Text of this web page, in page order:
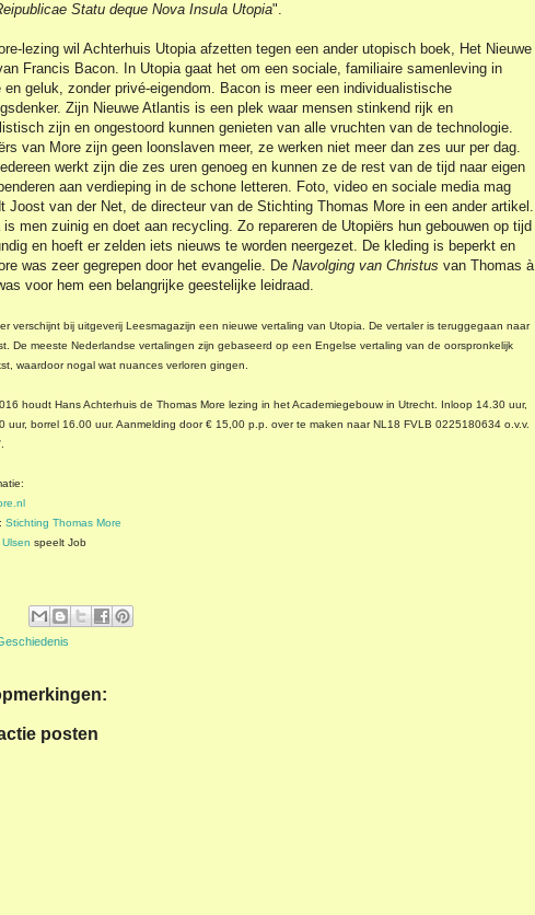
Statu deque Nova Insula Utopia".
lezing wil Achterhuis Utopia afzetten tegen een ander utopisch boek, Het Nieuwe
Francis Bacon. In Utopia gaat het om een sociale, familiaire samenleving in
en geluk, zonder privé-eigendom. Bacon is meer een individualistische
Zijn Nieuwe Atlantis is een plek waar mensen stinkend rijk en
zijn en ongestoord kunnen genieten van alle vruchten van de technologie.
van More zijn geen loonslaven meer, ze werken niet meer dan zes uur per dag.
werkt zijn die zes uren genoeg en kunnen ze de rest van de tijd naar eigen
aan verdieping in de schone letteren. Foto, video en sociale media mag
Joost van der Net, de directeur van de Stichting Thomas More in een ander artikel.
is men zuinig en doet aan recycling. Zo repareren de Utopiërs hun gebouwen op tijd
en hoeft er zelden iets nieuws te worden neergezet. De kleding is beperkt en
was zeer gegrepen door het evangelie. De Navolging van Christus van Thomas à
voor hem een belangrijke geestelijke leidraad.
verschijnt bij uitgeverij Leesmagazijn een nieuwe vertaling van Utopia. De vertaler is teruggegaan naar
De meeste Nederlandse vertalingen zijn gebaseerd op een Engelse vertaling van de oorspronkelijk
waardoor nogal wat nuances verloren gingen.
houdt Hans Achterhuis de Thomas More lezing in het Academiegebouw in Utrecht. Inloop 14.30 uur,
uur, borrel 16.00 uur. Aanmelding door € 15,00 p.p. over te maken naar NL18 FVLB 0225180634 o.v.v.
Stichting Thomas More
speelt Job
posten